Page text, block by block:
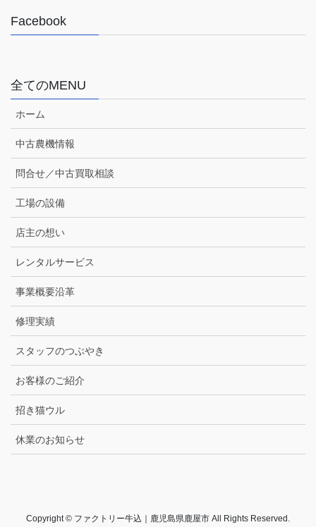
Facebook
全てのMENU
ホーム
中古農機情報
問合せ／中古買取相談
工場の設備
店主の想い
レンタルサービス
事業概要沿革
修理実績
スタッフのつぶやき
お客様のご紹介
招き猫ウル
休業のお知らせ
Copyright © ファクトリー牛込｜鹿児島県鹿屋市 All Rights Reserved.